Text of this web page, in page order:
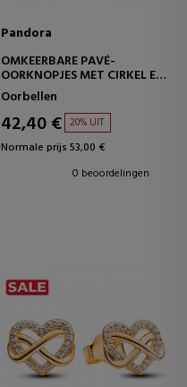
Pandora
OMKEERBARE PAVÉ-
OORKNOPJES MET CIRKEL EN
LOGO 299486C01
Oorbellen
42,40 € 20% UIT.
Normale prijs 53,00 €
0 beoordelingen